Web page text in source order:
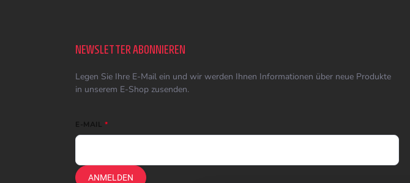
NEWSLETTER ABONNIEREN
Legen Sie Ihre E-Mail ein und wir werden Ihnen Informationen über neue Produkte
in unserem E-Shop zusenden.
E-MAIL
ANMELDEN